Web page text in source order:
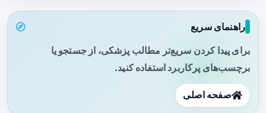
راهنمای سریع
برای پیدا کردن سریع‌تر مطالب پزشکی، از جستجو یا
برچسب‌های پرکاربرد استفاده کنید.
صفحه اصلی